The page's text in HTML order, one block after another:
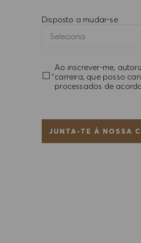
Disposto a mudar-se
*
Ao inscrever-me,
carreira, que posso
processados de
JUNTA-TE À NOSSA